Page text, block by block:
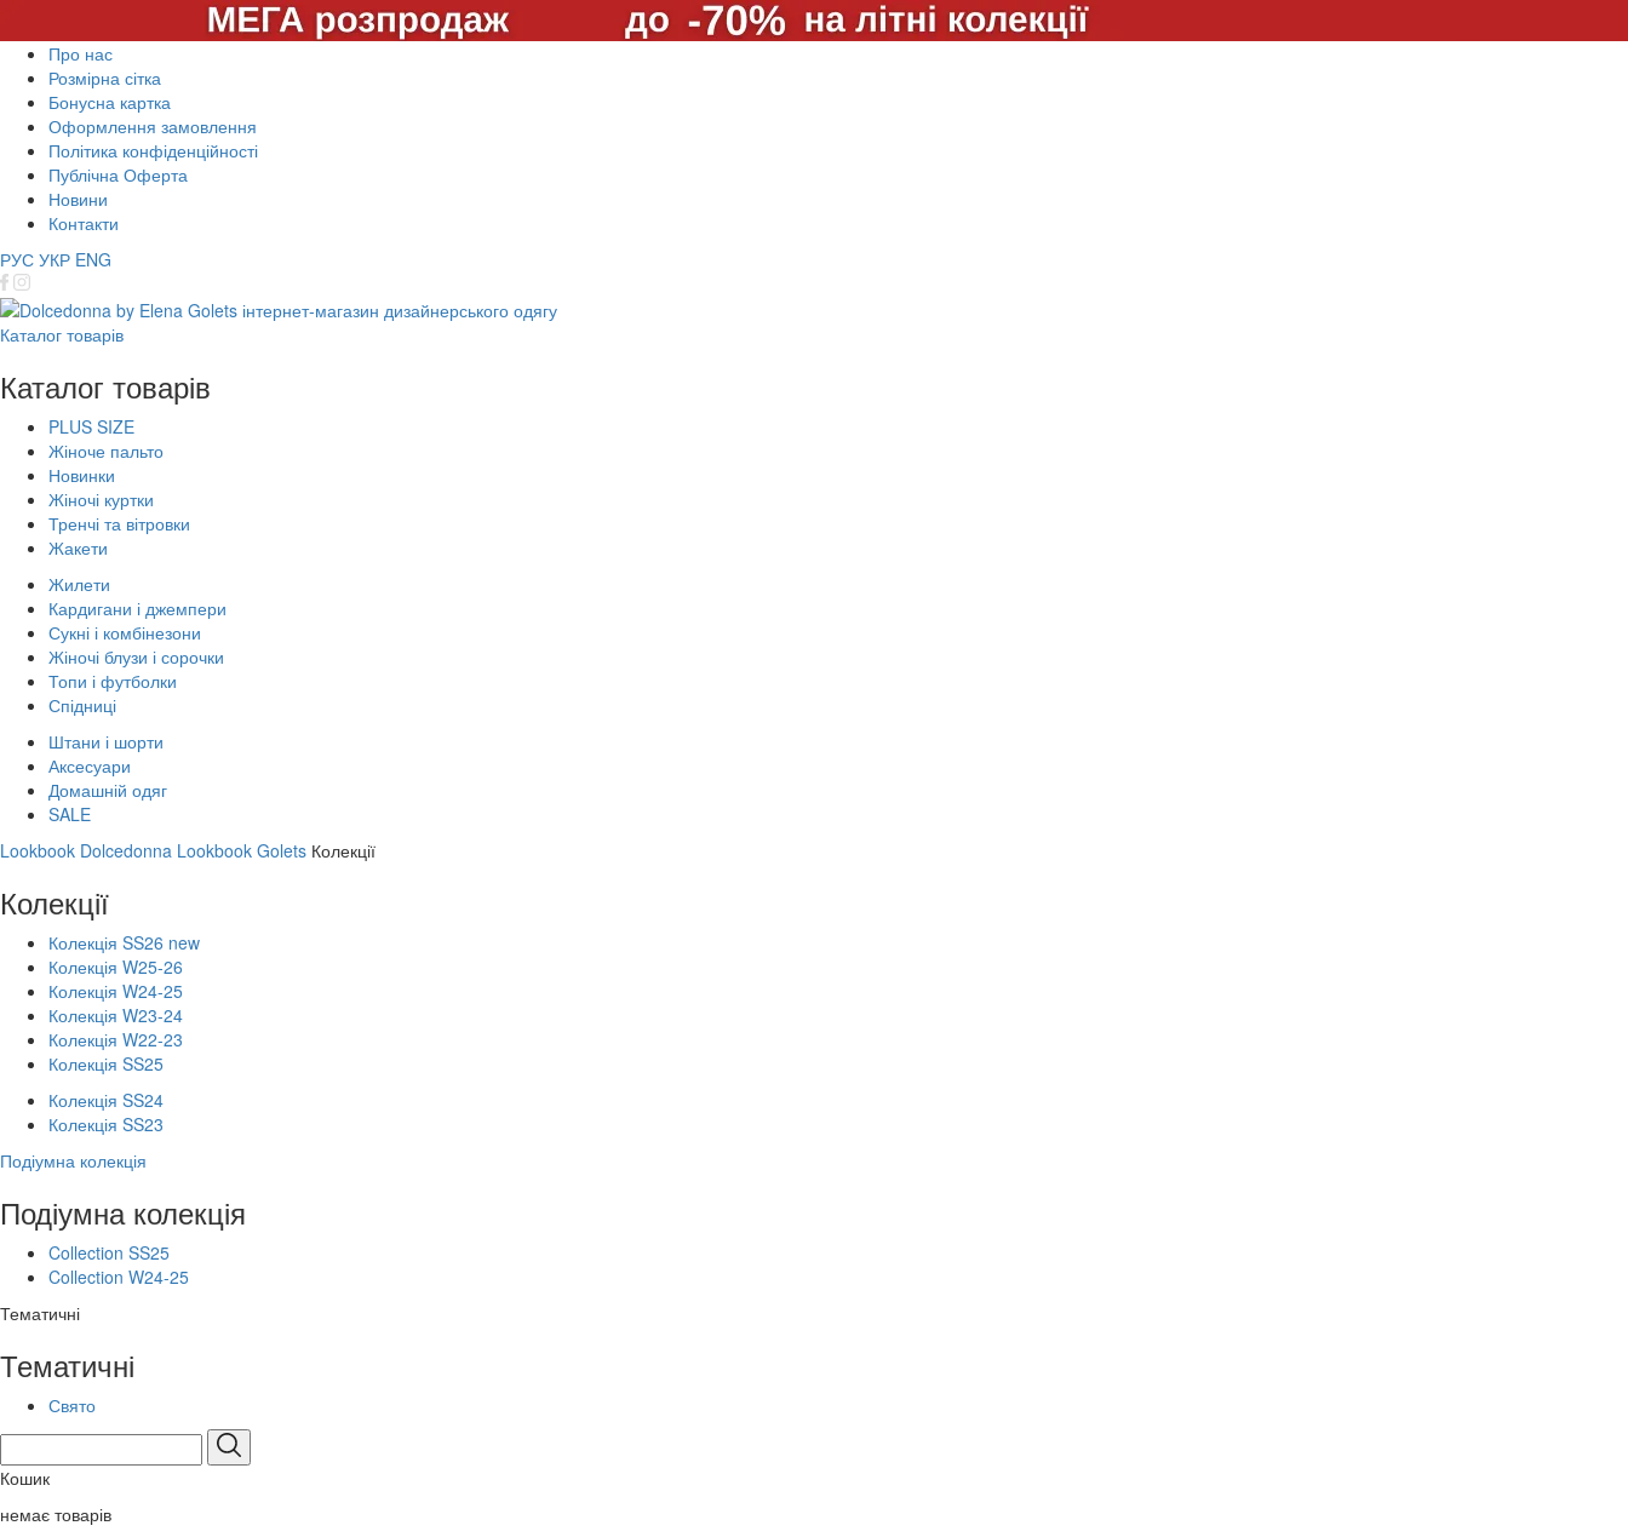
Про нас
Розмірна сітка
Бонусна картка
Оформлення замовлення
Політика конфіденційності
Публічна Оферта
Новини
Контакти
РУС УКР ENG
Каталог товарів
Каталог товарів
PLUS SIZE
Жіноче пальто
Новинки
Жіночі куртки
Тренчі та вітровки
Жакети
Жилети
Кардигани і джемпери
Сукні і комбінезони
Жіночі блузи і сорочки
Топи і футболки
Спідниці
Штани і шорти
Аксесуари
Домашній одяг
SALE
Lookbook Dolcedonna Lookbook Golets Колекції
Колекції
Колекція SS26 new
Колекція W25-26
Колекція W24-25
Колекція W23-24
Колекція W22-23
Колекція SS25
Колекція SS24
Колекція SS23
Подіумна колекція
Подіумна колекція
Collection SS25
Collection W24-25
Тематичні
Тематичні
Свято
Кошик
немає товарів